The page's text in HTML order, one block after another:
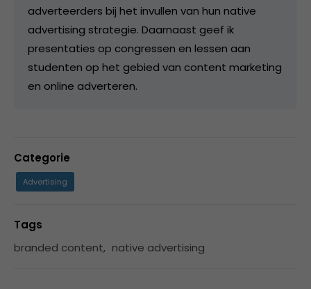
adverteerders bij het invullen van hun native
advertising strategie. Daarnaast geef ik
presentaties op congressen en lessen aan
studenten op het gebied van content marketing
en online adverteren.
Categorie
Advertising
Tags
branded content, native advertising